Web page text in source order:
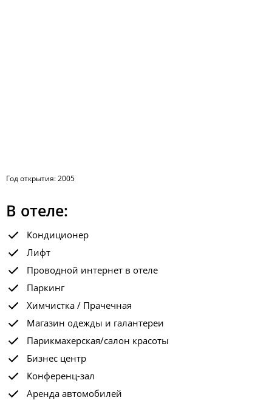
Год открытия: 2005
В отеле:
Кондиционер
Лифт
Проводной интернет в отеле
Паркинг
Химчистка / Прачечная
Магазин одежды и галантереи
Парикмахерская/салон красоты
Бизнес центр
Конференц-зал
Аренда автомобилей